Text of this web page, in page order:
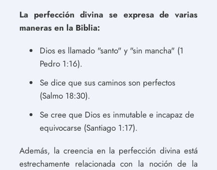
La perfección divina se expresa de varias
maneras en la Biblia:
Dios es llamado "santo" y "sin mancha" (1
Pedro 1:16).
Se dice que sus caminos son perfectos
(Salmo 18:30).
Se cree que Dios es inmutable e incapaz de
equivocarse (Santiago 1:17).
Además, la creencia en la perfección divina está
estrechamente relacionada con la noción de la